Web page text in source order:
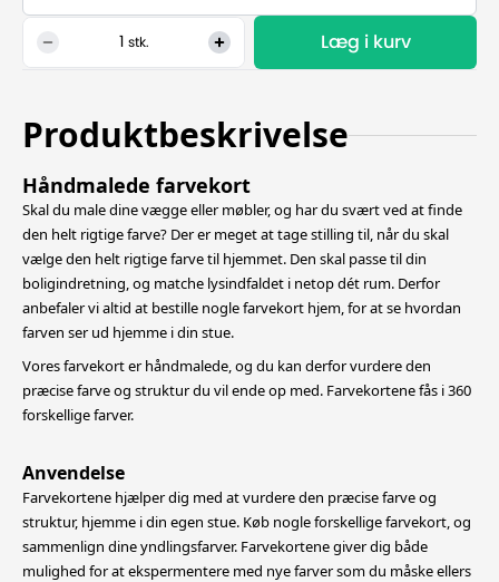
stk. Læg i kurv
Produktbeskrivelse
Håndmalede farvekort
Skal du male dine vægge eller møbler, og har du svært ved at finde
den helt rigtige farve? Der er meget at tage stilling til, når du skal
vælge den helt rigtige farve til hjemmet. Den skal passe til din
boligindretning,og matche lysindfaldet i netop dét rum. Derfor
anbefaler vi altid at bestille nogle farvekort hjem, for at se hvordan
farven ser ud hjemme i din stue.
Vores farvekort er håndmalede, og du kan derfor vurdere den
præcise farve og struktur du vil ende op med. Farvekortene fås i 360
forskellige farver.
Anvendelse
Farvekortene hjælper dig med at vurdere den præcise farve og
struktur, hjemme i din egen stue. Køb nogle forskellige farvekort, og
sammenlign dine yndlingsfarver. Farvekortene giver dig både
mulighed for atekspermentere med nye farver som du måske ellers